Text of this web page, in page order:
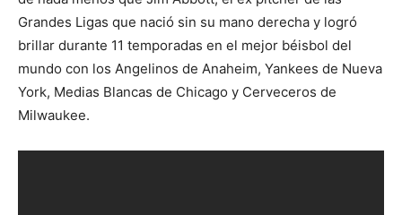
Grandes Ligas que nació sin su mano derecha y logró
brillar durante 11 temporadas en el mejor béisbol del
mundo con los Angelinos de Anaheim, Yankees de Nueva
York, Medias Blancas de Chicago y Cerveceros de
Milwaukee.